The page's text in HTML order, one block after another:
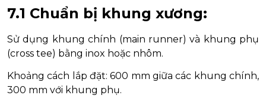
7.1 Chuẩn bị khung xương:
Sử dụng khung chính (main runner) và khung phụ
(cross tee) bằng inox hoặc nhôm.
Khoảng cách lắp đặt: 600 mm giữa các khung chính,
300 mm với khung phụ.